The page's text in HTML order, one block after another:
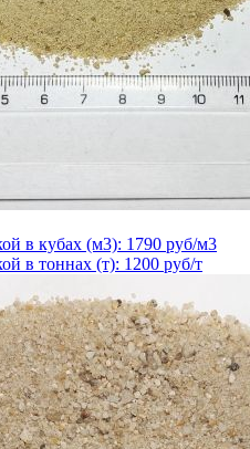
в кубах (м3): 1790 руб/м3
в тоннах (т): 1200 руб/т